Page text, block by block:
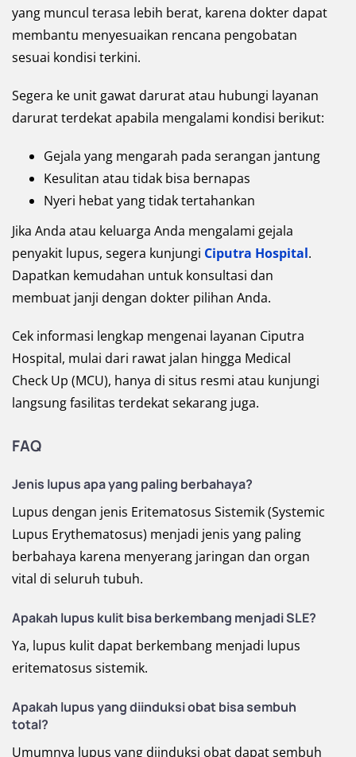
yang muncul terasa lebih berat, karena dokter dapat
membantu menyesuaikan rencana pengobatan
sesuai kondisi terkini.
Segera ke unit gawat darurat atau hubungi layanan
darurat terdekat apabila mengalami kondisi berikut:
Gejala yang mengarah pada serangan jantung
Kesulitan atau tidak bisa bernapas
Nyeri hebat yang tidak tertahankan
Jika Anda atau keluarga Anda mengalami gejala
penyakit lupus, segera kunjungi Ciputra Hospital.
Dapatkan kemudahan untuk konsultasi dan
membuat janji dengan dokter pilihan Anda.
Cek informasi lengkap mengenai layanan Ciputra
Hospital, mulai dari rawat jalan hingga Medical
Check Up (MCU), hanya di situs resmi atau kunjungi
langsung fasilitas terdekat sekarang juga.
FAQ
Jenis lupus apa yang paling berbahaya?
Lupus dengan jenis Eritematosus Sistemik (Systemic
Lupus Erythematosus) menjadi jenis yang paling
berbahaya karena menyerang jaringan dan organ
vital di seluruh tubuh.
Apakah lupus kulit bisa berkembang menjadi SLE?
Ya, lupus kulit dapat berkembang menjadi lupus
eritematosus sistemik.
Apakah lupus yang diinduksi obat bisa sembuh
total?
Umumnya lupus yang diinduksi obat dapat sembuh